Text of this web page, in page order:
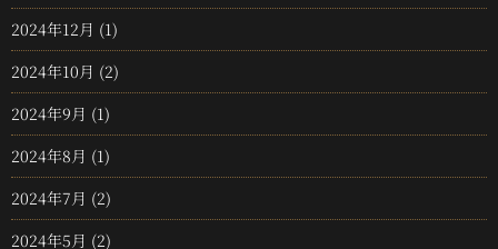
2024年12月 (1)
2024年10月 (2)
2024年9月 (1)
2024年8月 (1)
2024年7月 (2)
2024年5月 (2)